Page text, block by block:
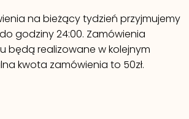
na bieżący tydzień przyjmujemy
godziny 24:00. Zamówienia
będą realizowane w kolejnym
kwota zamówienia to 50zł.